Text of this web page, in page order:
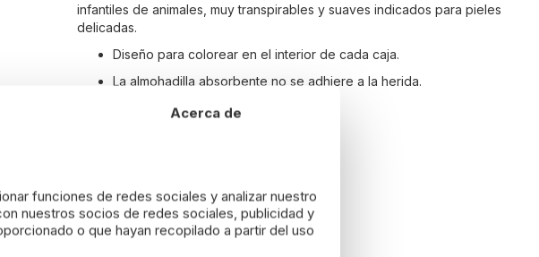
infantiles de animales, muy transpirables y suaves indicados para pieles
delicadas.
Diseño para colorear en el interior de cada caja.
La almohadilla absorbente no se adhiere a la herida.
Acerca de
funciones de redes sociales y analizar nuestro
nuestros socios de redes sociales, publicidad y
o que hayan recopilado a partir del uso